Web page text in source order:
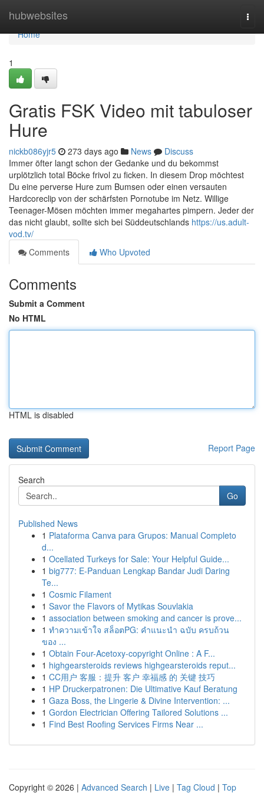
hubwebsites
Home
Home
1
Gratis FSK Video mit tabuloser
Hure
nickb086yjr5 273 days ago News
Discuss
Immer öfter langt schon der Gedanke und du bekommst
urplötzlich total Böcke frivol zu ficken. In diesem Drop möchtest
Du eine perverse Hure zum Bumsen oder einen versauten
Hardcoreclip von der schärfsten Pornotube im Netz. Willige
Teenager-Mösen möchten immer megahartes pimpern. Jeder der
das nicht glaubt, sollte sich bei Süddeutschlands https://us.adult-
vod.tv/
Comments
Who Upvoted
Comments
Submit a Comment
No HTML
HTML is disabled
Report Page
Search
Go
Published News
1 Plataforma Canva para Grupos: Manual Completo
d...
1 Ocellated Turkeys for Sale: Your Helpful Guide...
1 big777: E-Panduan Lengkap Bandar Judi Daring
Te...
1 Cosmic Filament
1 Savor the Flavors of Mytikas Souvlakia
1 association between smoking and cancer is prove...
1 ทำความเข้าใจ สล็อตPG: คำแนะนำ ฉบับ ครบถ้วน
ของ ...
1 Obtain Four-Acetoxy-copyright Online : A F...
1 highgearsteroids reviews highgearsteroids reput...
1 CC用户 客服：提升 客户 幸福感 的 关键 技巧
1 HP Druckerpatronen: Die Ultimative Kauf Beratung
1 Gaza Boss, the Lingerie & Divine Intervention: ...
1 Gordon Electrician Offering Tailored Solutions ...
1 Find Best Roofing Services Firms Near ...
Copyright © 2026 | Advanced Search | Live | Tag Cloud | Top